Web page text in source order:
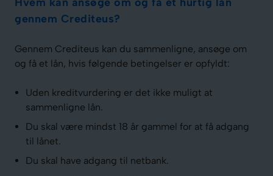
gennem Crediteus?
Gennem Crediteus kan du sammenligne, ansøge om
og få et lån, hvis følgende betingelser er opfyldt:
Uden kreditvurdering er det ikke muligt at
sammenligne lån.
Du skal være mindst 18 år gammel for at få adgang
til lånet.
Du skal have adgang til netbank.